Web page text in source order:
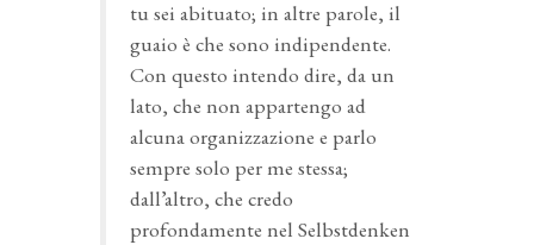
tu sei abituato; in altre parole, il
guaio è che sono indipendente.
Con questo intendo dire, da un
lato, che non appartengo ad
alcuna organizzazione e parlo
sempre solo per me stessa;
dall’altro, che credo
profondamente nel Selbstdenken